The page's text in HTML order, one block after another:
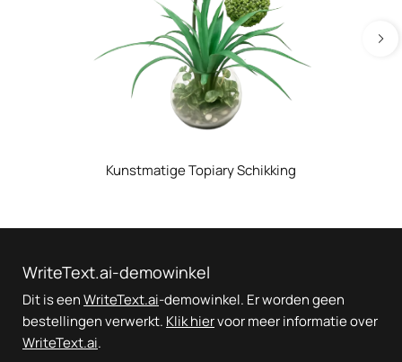
Kunstmatige Topiary Schikking
WriteText.ai-demowinkel
Dit is eenWriteText.ai-demowinkel. Er worden geen
bestellingen verwerkt. Klik hiervoor meer informatie over
WriteText.ai.